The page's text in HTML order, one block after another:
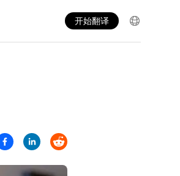
开始翻译